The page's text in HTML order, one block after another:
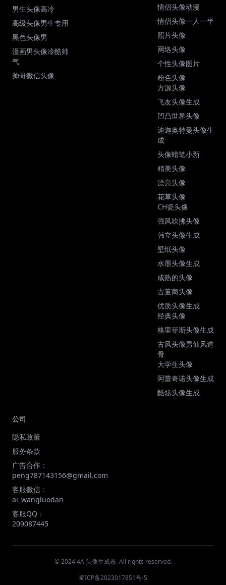
男生头像高冷
高级头像男生专用
黑色头像男
漫画男头像冷酷帅
气
帅哥微信头像
情侣头像动漫
情侣头像一人一半
照片头像
网络头像
个性头像图片
粉色头像
方源头像
飞友头像生成
凹凸世界头像
迪迦奥特曼头像生
成
头像蜡笔小新
精美头像
漂亮头像
花草头像
CH瓷头像
强风吹拂头像
韩立头像生成
壁纸头像
水墨头像生成
成熟的头像
古董商头像
优质头像生成
经典头像
格里菲斯头像生成
古风头像男仙风道
骨
大学生头像
阿蕾奇诺头像生成
酷炫头像生成
公司
隐私政策
服务条款
广告合作：
peng787143156@gmail.com
客服微信：
ai_wangluodan
客服QQ：
209087445
© 2024 4A 头像生成器. All rights reserved.
蜀ICP备2023017851号-5